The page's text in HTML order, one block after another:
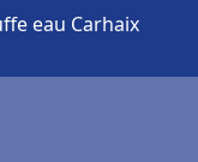
eau Carhaix